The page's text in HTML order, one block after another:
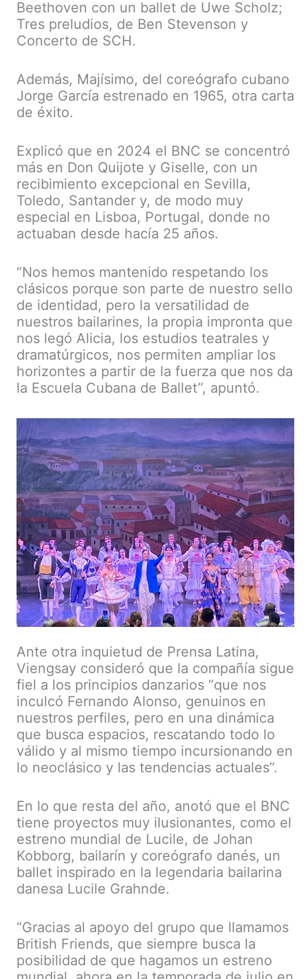
Beethoven con un ballet de Uwe Scholz;
Tres preludios, de Ben Stevenson y
Concerto de SCH.
Además, Majísimo, del coreógrafo cubano
Jorge García estrenado en 1965, otra carta
de éxito.
Explicó que en 2024 el BNC se concentró
más en Don Quijote y Giselle, con un
recibimiento excepcional en Sevilla,
Toledo, Santander y, de modo muy
especial en Lisboa, Portugal, donde no
actuaban desde hacía 25 años.
“Nos hemos mantenido respetando los
clásicos porque son parte de nuestro sello
de identidad, pero la versatilidad de
nuestros bailarines, la propia impronta que
nos legó Alicia, los estudios teatrales y
dramatúrgicos, nos permiten ampliar los
horizontes a partir de la fuerza que nos da
la Escuela Cubana de Ballet”, apuntó.
Ante otra inquietud de Prensa Latina,
Viengsay consideró que la compañía sigue
fiel a los principios danzarios “que nos
inculcó Fernando Alonso, genuinos en
nuestros perfiles, pero en una dinámica
que busca espacios, rescatando todo lo
válido y al mismo tiempo incursionando en
lo neoclásico y las tendencias actuales”.
En lo que resta del año, anotó que el BNC
tiene proyectos muy ilusionantes, como el
estreno mundial de Lucile, de Johan
Kobborg, bailarín y coreógrafo danés, un
ballet inspirado en la legendaria bailarina
danesa Lucile Grahnde.
“Gracias al apoyo del grupo que llamamos
British Friends, que siempre busca la
posibilidad de que hagamos un estreno